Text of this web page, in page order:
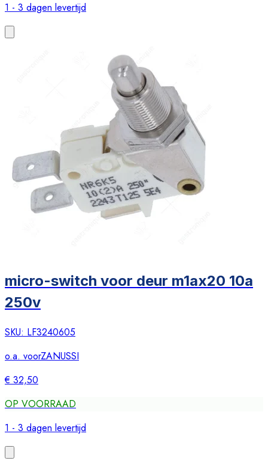
1 - 3 dagen levertijd
micro-switch voor deur m1ax20 10a
250v
SKU: LF3240605
o.a. voorZANUSSI
€ 32,50
OP VOORRAAD
1 - 3 dagen levertijd